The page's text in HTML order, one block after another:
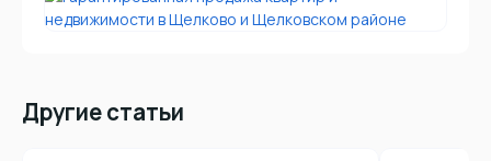
Другие статьи